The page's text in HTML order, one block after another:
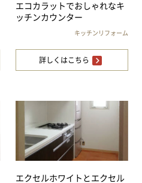
エコカラットでおしゃれなキ
ッチンカウンター
キッチンリフォーム
詳しくはこちら
エクセルホワイトとエクセル